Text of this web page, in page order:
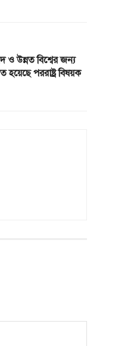
ও উন্নত বিশ্বের জন্য
হয়েছে পররাষ্ট্র বিষয়ক